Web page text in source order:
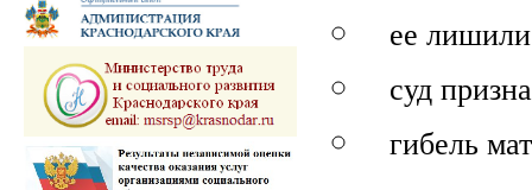
ее
суд
гибель